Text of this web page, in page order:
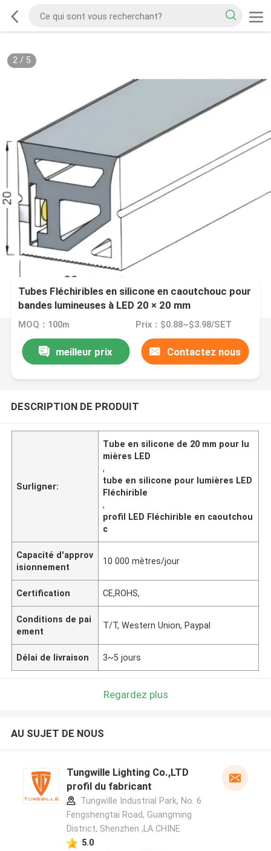
2/ 5
Tubes Fléchiribles en silicone en caoutchouc pour
bandes lumineuses à LED 20 × 20 mm
MOQ：100m Prix：$0.88~$3.98/SET
meilleur prix Contactez nous
DESCRIPTION DE PRODUIT
Surligner:
Tube en silicone de 20 mm pour lu
mières LED
,
tube en silicone pour lumières LED
Fléchirible
,
profil LED Fléchirible en caoutchou
c
Capacité d'approv
isionnement
10 000 mètres/jour
Certification CE,ROHS,
Conditions de pai
ement
T/T, Western Union, Paypal
Délai de livraison 3~5 jours
Regardez plus
AU SUJET DE NOUS
Tungwille Lighting Co.,LTD
profil du fabricant
Tungwille Industrial Park, No. 6
Fengshengtai Road, Guangming
District, Shenzhen ,LA CHINE
5.0